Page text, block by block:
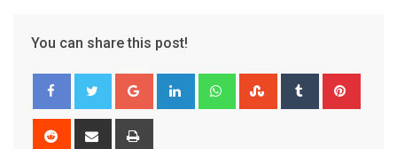
You can share this post!
Google+ LinkedIn WhatsappStumbleUpon
Tumblr
Reddit
Share